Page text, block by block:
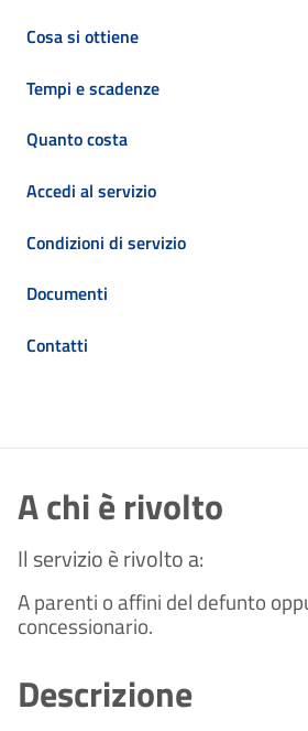
Cosa si ottiene
Tempi e scadenze
Quanto costa
Accedi al servizio
Condizioni di servizio
Documenti
Contatti
A chi è rivolto
Il servizio è rivolto a:
A parenti o affini del defunto
concessionario.
Descrizione